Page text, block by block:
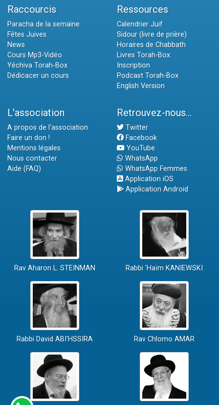
Raccourcis
Paracha de la semaine
Fêtes Juives
News
Cours Mp3-Vidéo
Yéchiva Torah-Box
Dédicacer un cours
Ressources
Calendrier Juif
Sidour (livre de prière)
Horaires de Chabbath
Livres Torah-Box
Inscription
Podcast Torah-Box
English Version
L'association
A propos de l'association
Faire un don !
Mentions légales
Nous contacter
Aide (FAQ)
Retrouvez-nous...
Twitter
Facebook
YouTube
WhatsApp
WhatsApp Femmes
Application iOS
Application Android
Rav Aharon L. STEINMAN Rabbi 'Haïm KANIEWSKI
Rabbi David ABI'HSSIRA Rav Chlomo AMAR